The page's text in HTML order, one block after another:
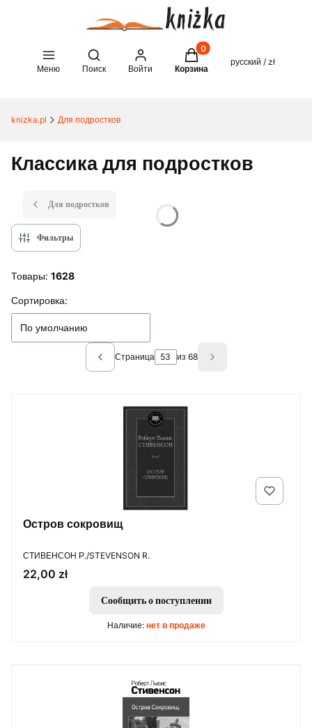
Меню
Open search engine
Поиск Войти
Товары в корзине: 0.
Корзина
русский / zł
knizka.pl Для подростков
Классика для подростков
Для подростков
Фильтры
Товары: 1628
Список товаров
Сортировка:
По умолчанию
Previous products
Страница из 68 Next products
Остров сокровищ
ПРОИЗВОДИТЕЛЬ
СТИВЕНСОН Р./STEVENSON R.
Цена
22,00 zł
Сообщить о поступлении
Наличие: нет в продаже